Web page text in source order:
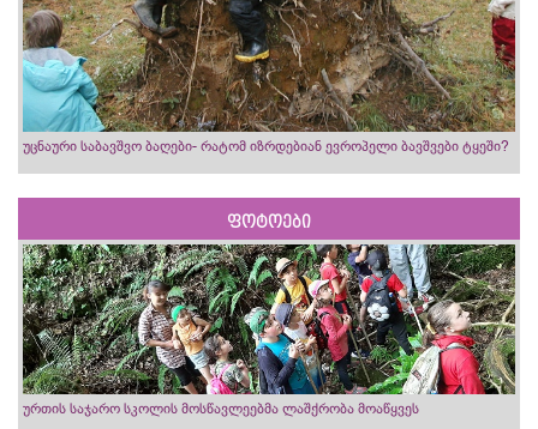
უცნაური საბავშვო ბაღები- რატომ იზრდებიან ევროპელი ბავშვები ტყეში?
ფოტოები
ურთის საჯარო სკოლის მოსწავლეებმა ლაშქრობა მოაწყვეს